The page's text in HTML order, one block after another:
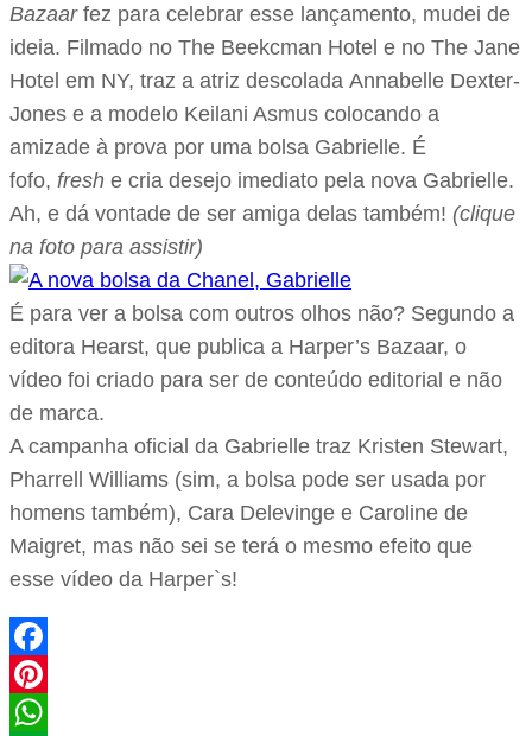
Bazaarfez para celebrar esse lançamento, mudei de
ideia. Filmado no The Beekcman Hotel e no The Jane
Hotel em NY, traz a atriz descolada Annabelle Dexter-
Jones e a modelo Keilani Asmus colocando a
amizade à prova por uma bolsa Gabrielle. É
fofo, fresh e cria desejo imediato pela nova Gabrielle.
Ah, e dá vontade de ser amiga delas também! (clique
na foto para assistir)
É para ver a bolsa com outros olhos não? Segundo a
editora Hearst, que publica a Harper’s Bazaar, o
vídeo foi criado para ser de conteúdo editorial e não
de marca.
A campanha oficial da Gabrielle traz Kristen Stewart,
Pharrell Williams (sim, a bolsa pode ser usada por
homens também), Cara Delevinge e Caroline de
Maigret, mas não sei se terá o mesmo efeito que
esse vídeo da Harper`s!
Facebook
Pinterest